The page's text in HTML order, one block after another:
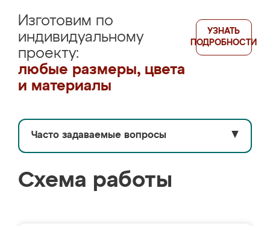
Изготовим по
индивидуальному
проекту:
любые размеры, цвета
и материалы
УЗНАТЬ
ПОДРОБНОСТИ
Часто задаваемые вопросы ▼
Схема работы